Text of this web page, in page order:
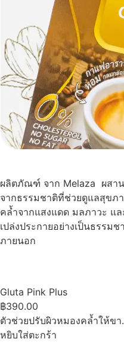
ผลิตภัณฑ์ จาก Melaza ผสา
จากธรรมชาติที่ช่วยดูแลสุข
คล้ำจากแสงแดด มลภาวะ แ
เปล่งประกายอย่างเป็นธรรม
ภายนอก
Gluta Pink Plus
฿390.00
ตัวช่วยปรับผิวหมองคล้ำให้ข
หยิบใส่ตะกร้า